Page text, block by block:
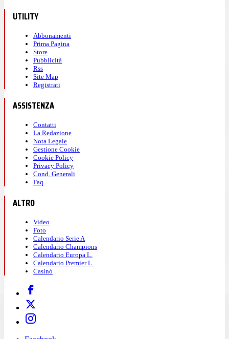
UTILITY
Abbonamenti
Prima Pagina
Store
Pubblicità
Rss
Site Map
Registrati
ASSISTENZA
Contatti
La Redazione
Nota Legale
Gestione Cookie
Cookie Policy
Privacy Policy
Cond. Generali
Faq
ALTRO
Video
Foto
Calendario Serie A
Calendario Champions
Calendario Europa L.
Calendario Premier L.
Casinò